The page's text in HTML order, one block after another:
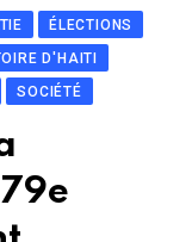
ÉLECTIONS
D'HAITI
SOCIÉTÉ